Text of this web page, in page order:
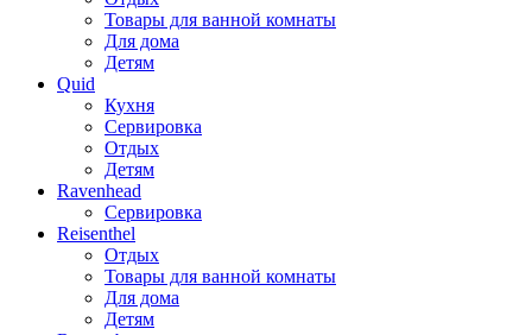
Товары для ванной комнаты
Для дома
Детям
Quid
Кухня
Сервировка
Отдых
Детям
Ravenhead
Сервировка
Reisenthel
Отдых
Товары для ванной комнаты
Для дома
Детям